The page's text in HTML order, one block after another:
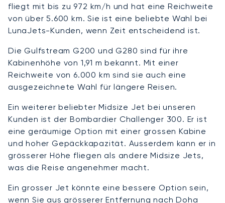
fliegt mit bis zu 972 km/h und hat eine Reichweite
von über 5.600 km. Sie ist eine beliebte Wahl bei
LunaJets-Kunden, wenn Zeit entscheidend ist.
Die Gulfstream G200 und G280 sind für ihre
Kabinenhöhe von 1,91 m bekannt. Mit einer
Reichweite von 6.000 km sind sie auch eine
ausgezeichnete Wahl für längere Reisen.
Ein weiterer beliebter Midsize Jet bei unseren
Kunden ist der Bombardier Challenger 300. Er ist
eine geräumige Option mit einer grossen Kabine
und hoher Gepäckkapazität. Ausserdem kann er in
grösserer Höhe fliegen als andere Midsize Jets,
was die Reise angenehmer macht.
Ein grosser Jet könnte eine bessere Option sein,
wenn Sie aus grösserer Entfernung nach Doha